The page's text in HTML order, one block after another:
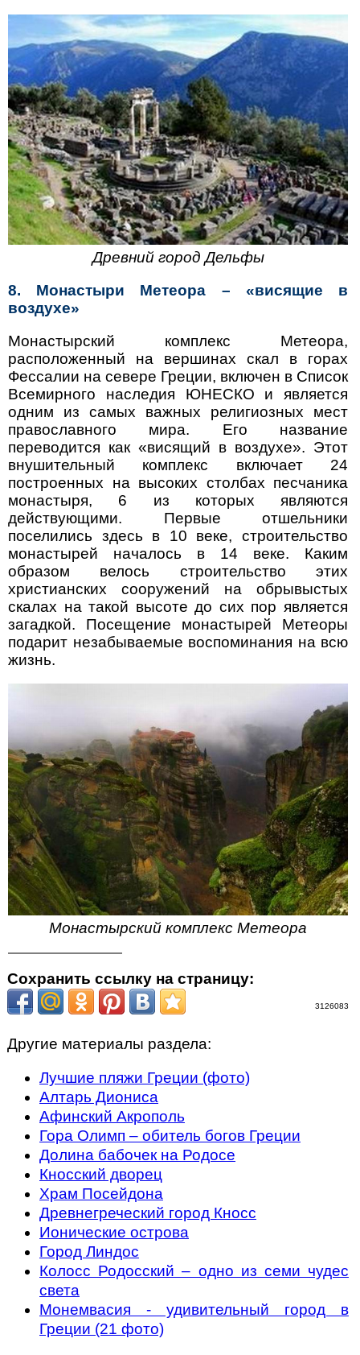
Древний город Дельфы
8. Монастыри Метеора – «висящие в
воздухе»
Монастырский комплекс Метеора,
расположенный на вершинах скал в горах
Фессалии на севере Греции, включен в Список
Всемирного наследия ЮНЕСКО и является
одним из самых важных религиозных мест
православного мира. Его название
переводится как «висящий в воздухе». Этот
внушительный комплекс включает 24
построенных на высоких столбах песчаника
монастыря, 6 из которых являются
действующими. Первые отшельники
поселились здесь в 10 веке, строительство
монастырей началось в 14 веке. Каким
образом велось строительство этих
христианских сооружений на обрывыстых
скалах на такой высоте до сих пор является
загадкой. Посещение монастырей Метеоры
подарит незабываемые воспоминания на всю
жизнь.
Монастырский комплекс Метеора
Сохранить ссылку на страницу:
3126083
Другие материалы раздела:
Лучшие пляжи Греции (фото)
Алтарь Диониса
Афинский Акрополь
Гора Олимп – обитель богов Греции
Долина бабочек на Родосе
Кносский дворец
Храм Посейдона
Древнегреческий город Кносс
Ионические острова
Город Линдос
Колосс Родосский – одно из семи чудес
света
Монемвасия - удивительный город в
Греции (21 фото)